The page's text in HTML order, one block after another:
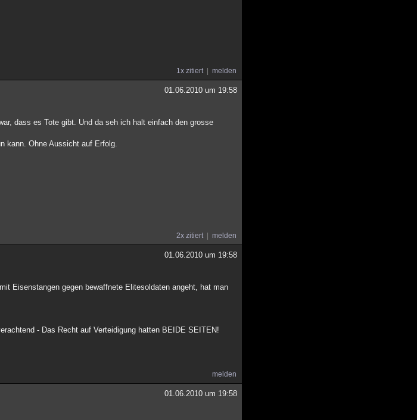
1x zitiert melden
01.06.2010 um 19:58
dass es Tote gibt. Und da seh ich halt einfach den grosse
kann. Ohne Aussicht auf Erfolg.
2x zitiert melden
01.06.2010 um 19:58
Eisenstangen gegen bewaffnete Elitesoldaten angeht, hat man
- Das Recht auf Verteidigung hatten BEIDE SEITEN!
melden
01.06.2010 um 19:58